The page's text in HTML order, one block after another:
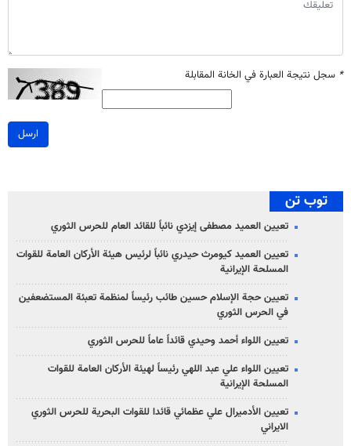
* سجل نتيجة العبارة في الخانة المقابلة
ارسل
توب تن
تعيين العميد مصطفى إيزدي نائباً للقائد العام للحرس الثوري
تعيين العميد كيومرث حيدري نائباً لرئيس هيئة الأركان العامة للقوات
المسلحة الإيرانية
تعيين حجة الإسلام حسين طائب رئيساً لمنظمة تعبئة المستضعفين
في الحرس الثوري
تعيين اللواء أحمد وحيدي قائداً عاماً للحرس الثوري
تعيين اللواء علي عبد اللهي رئيساً لهيئة الأركان العامة للقوات
المسلحة الإيرانية
تعيين الأدميرال علي عظمائي قائدا للقوات البحرية للحرس الثوري
الايراني